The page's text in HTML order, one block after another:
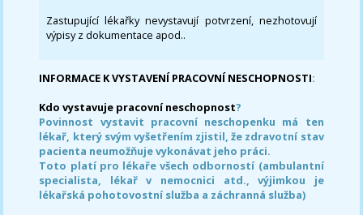
Zastupující lékařky nevystavují potvrzení, nezhotovují
výpisy z dokumentace apod..
INFORMACE K VYSTAVENÍ PRACOVNÍ NESCHOPNOSTI:
Kdo vystavuje pracovní neschopnost?
Povinnost vystavit pracovní neschopenku má ten
lékař, který svým vyšetřením zjistil, že zdravotní stav
pacienta neumožňuje vykonávat jeho práci.
Toto platí pro lékaře všech odborností (ambulantní
specialista, lékař v nemocnici atd., výjimkou je
lékařská pohotovostní služba a záchranná služba)